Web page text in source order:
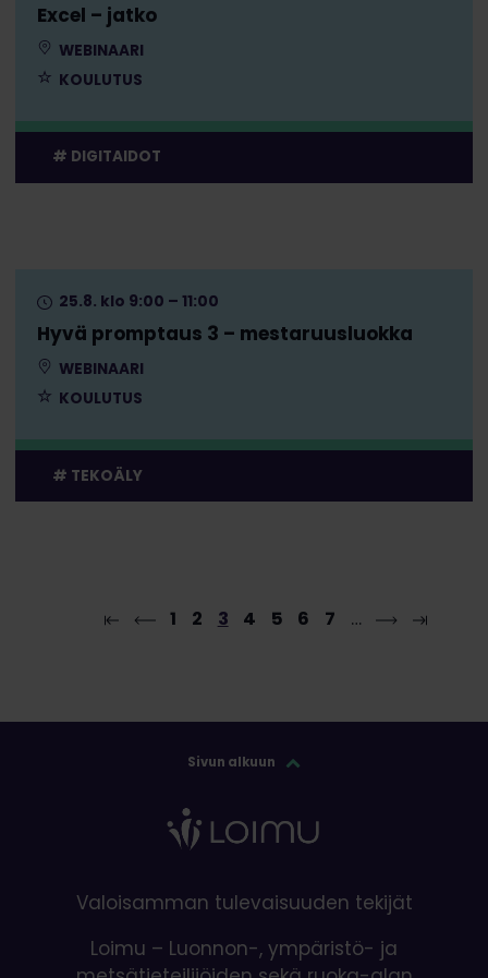
Excel – jatko
WEBINAARI
KOULUTUS
DIGITAIDOT
Hyvä promptaus 3 – mestaruusluokka
25.8. klo 9:00 – 11:00
WEBINAARI
KOULUTUS
TEKOÄLY
1 2 3 4 5 6 7 …
Sivun alkuun
Valoisamman tulevaisuuden tekijät
Loimu – Luonnon-, ympäristö- ja